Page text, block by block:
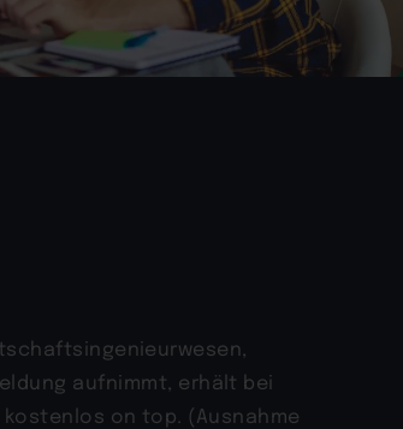
aufnimmt, erhält bei
on top. (Ausnahme